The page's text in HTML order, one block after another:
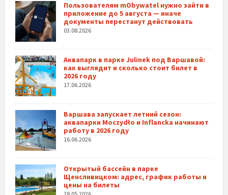
Пользователям mObywatel нужно зайти в
приложение до 5 августа — иначе
документы перестанут действовать
03.08.2026
Аквапарк в парке Julinek под Варшавой:
как выглядит и сколько стоит билет в
2026 году
17.06.2026
Варшава запускает летний сезон:
аквапарки Moczydło и Inflancka начинают
работу в 2026 году
16.06.2026
Открытый бассейн в парке
Щенсливицком: адрес, график работы и
цены на билеты